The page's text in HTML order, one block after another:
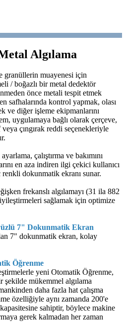
Algılama
granüllerin muayenesi için
/ boğazlı bir metal dedektör
önce metali tespit etmek
safhalarında kontrol yapmak, olası
ve diğer işleme ekipmanlarını
uygulamaya bağlı olarak çerçeve,
veya çıngırak reddi seçenekleriyle
çalıştırma ve bakımını
en aza indiren ilgi çekici kullanıcı
dokunmatik ekranı sunar.
frekanslı algılamayı (31 ila 882
sağlamak için optimize
7" Dokunmatik Ekran
7" dokunmatik ekran, kolay
Öğrenme
yeni Otomatik Öğrenme,
şekilde mükemmel algılama
daha fazla hat çalışma
özelliğiyle aynı zamanda 200'e
sahiptir, böylece makine
gerek kalmadan her zaman